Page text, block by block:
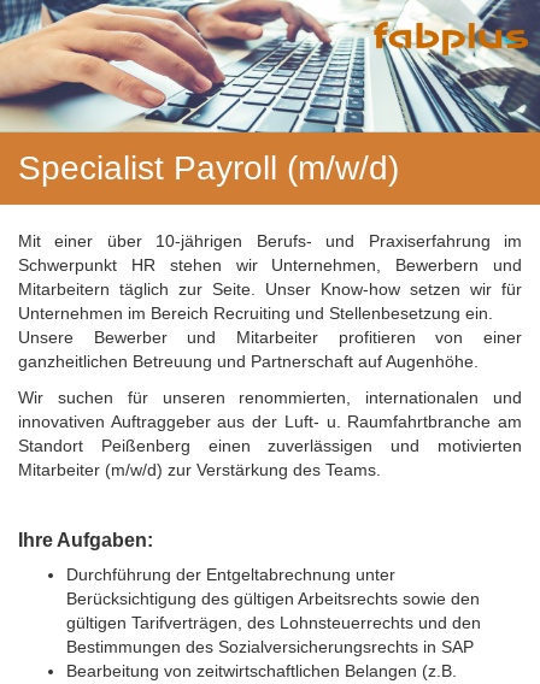
Specialist Payroll (m/w/d)
Mit einer über 10-jährigen Berufs- und Praxiserfahrung im
Schwerpunkt HR stehen wir Unternehmen, Bewerbern und
Mitarbeitern täglich zur Seite. Unser Know-how setzen wir für
Unternehmen im Bereich Recruiting und Stellenbesetzung ein.
Unsere Bewerber und Mitarbeiter profitieren von einer
ganzheitlichen Betreuung und Partnerschaft auf Augenhöhe.
Wir suchen für unseren renommierten, internationalen und
innovativen Auftraggeber aus der Luft- u. Raumfahrtbranche am
Standort Peißenberg einen zuverlässigen und motivierten
Mitarbeiter (m/w/d) zur Verstärkung des Teams.
Ihre Aufgaben:
Durchführung der Entgeltabrechnung unter
Berücksichtigung des gültigen Arbeitsrechts sowie den
gültigen Tarifverträgen, des Lohnsteuerrechts und den
Bestimmungen des Sozialversicherungsrechts in SAP
Bearbeitung von zeitwirtschaftlichen Belangen (z.B.